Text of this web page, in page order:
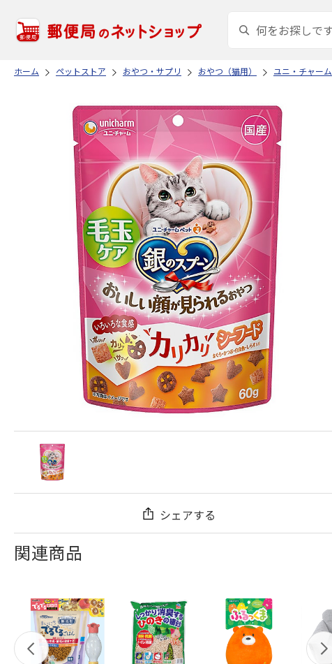
ホーム ペットストア おやつ・サプリ おやつ（猫用） ユニ・チャーム
シェアする
関連商品